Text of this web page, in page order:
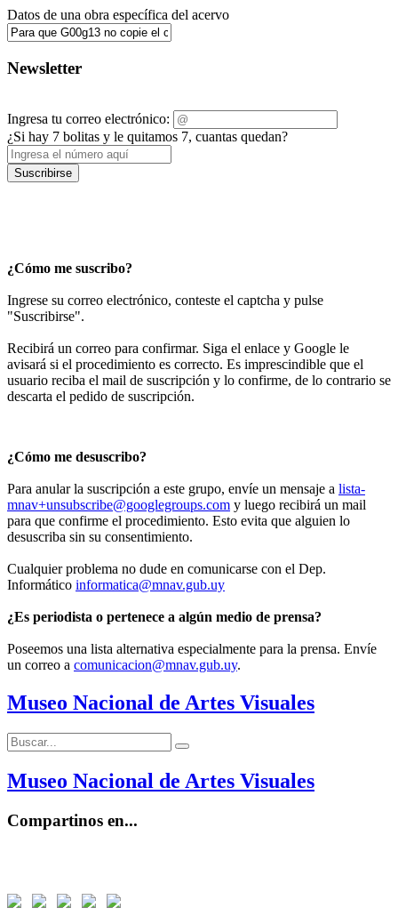
Datos de una obra específica del acervo
Newsletter
Ingresa tu correo electrónico:
¿Si hay 7 bolitas y le quitamos 7, cuantas quedan?
Suscribirse
¿Cómo me suscribo?
Ingrese su correo electrónico, conteste el captcha y pulse
"Suscribirse".
Recibirá un correo para confirmar. Siga el enlace y Google le
avisará si el procedimiento es correcto. Es imprescindible que el
usuario reciba el mail de suscripción y lo confirme, de lo contrario se
descarta el pedido de suscripción.
¿Cómo me desuscribo?
Para anular la suscripción a este grupo, envíe un mensaje a lista-
mnav+unsubscribe@googlegroups.com y luego recibirá un mail
para que confirme el procedimiento. Esto evita que alguien lo
desuscriba sin su consentimiento.
Cualquier problema no dude en comunicarse con el Dep.
Informático informatica@mnav.gub.uy
¿Es periodista o pertenece a algún medio de prensa?
Poseemos una lista alternativa especialmente para la prensa. Envíe
un correo a comunicacion@mnav.gub.uy.
Museo Nacional de Artes Visuales
Buscar:
Buscar
Museo Nacional de Artes Visuales
Compartinos en...